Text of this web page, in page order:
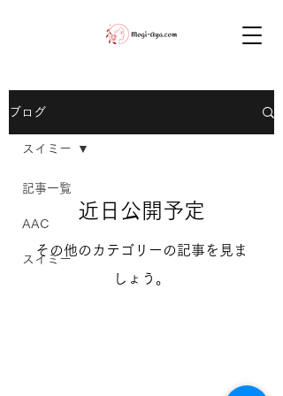
ブログ
記事一覧
AAC
スイミー
スイミー
近日公開予定
その他のカテゴリーの記事を見ま
しょう。